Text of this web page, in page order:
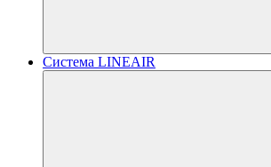
Система LINEAIR